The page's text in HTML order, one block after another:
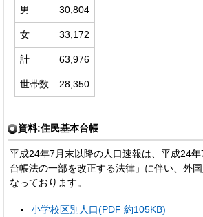
男 30,804
女 33,172
計 63,976
世帯数 28,350
資料:住民基本台帳
平成24年7月末以降の人口速報は、平成24
台帳法の一部を改正する法律」に伴い、外
なっております。
小学校区別人口(PDF 約105KB)